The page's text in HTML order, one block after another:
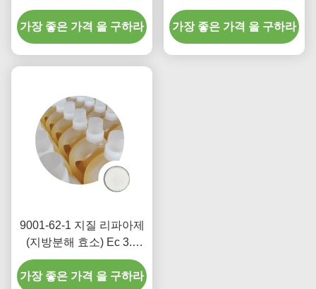
의 리파아제(지방분해 효
소) 합성 세제는 당신을 위
한 작업을 합니다
가장 좋은 가격 을 구하라
의한 트리글리세리드의 가
수분해
가장 좋은 가격 을 구하라
9001-62-1 지질 리파아제
(지방분해 효소) Ec 3.1
1.3 석유 유출 퇴보 식품
첨가물 크기
가장 좋은 가격 을 구하라